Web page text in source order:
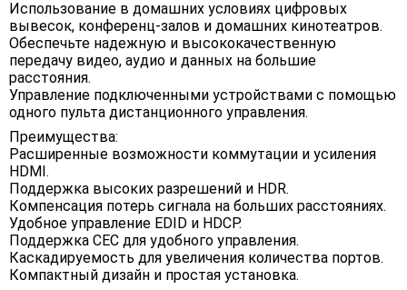
Использование в домашних условиях цифровых
вывесок, конференц-залов и домашних кинотеатров.
Обеспечьте надежную и высококачественную
передачу видео, аудио и данных на большие
расстояния.
Управление подключенными устройствами с помощью
одного пульта дистанционного управления.
Преимущества:
Расширенные возможности коммутации и усиления
HDMI.
Поддержка высоких разрешений и HDR.
Компенсация потерь сигнала на больших расстояниях.
Удобное управление EDID и HDCP.
Поддержка CEC для удобного управления.
Каскадируемость для увеличения количества портов.
Компактный дизайн и простая установка.